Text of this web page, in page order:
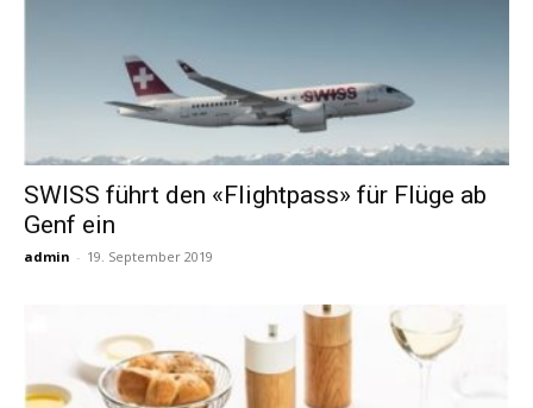
SWISS führt den «Flightpass» für Flüge ab
Genf ein
admin - 19. September 2019